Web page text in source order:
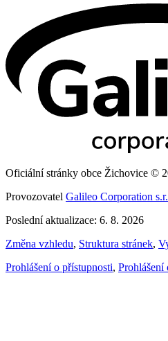
Oficiální stránky obce Žichovice ©
Provozovatel Galileo Corporation
Poslední aktualizace: 6. 8. 2026
Změna vzhledu, Struktura stránek,
Prohlášení o přístupnosti, Prohlášení